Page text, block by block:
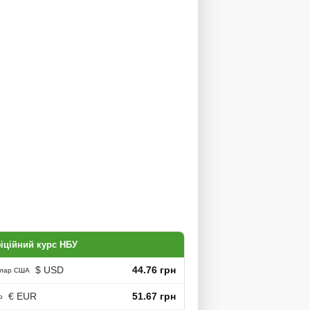
курс НБУ
США $ USD 44.76 грн
€ EUR 51.67 грн